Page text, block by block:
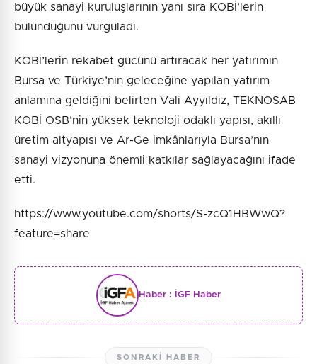
büyük sanayi kuruluşlarının yanı sıra KOBİ’lerin
bulunduğunu vurguladı.
KOBİ’lerin rekabet gücünü artıracak her yatırımın
Bursa ve Türkiye’nin geleceğine yapılan yatırım
anlamına geldiğini belirten Vali Ayyıldız, TEKNOSAB
KOBİ OSB’nin yüksek teknoloji odaklı yapısı, akıllı
üretim altyapısı ve Ar-Ge imkânlarıyla Bursa’nın
sanayi vizyonuna önemli katkılar sağlayacağını ifade
etti.
https://www.youtube.com/shorts/S-zcQ1HBWwQ?
feature=share
Haber : İGF Haber
SONRAKI HABER